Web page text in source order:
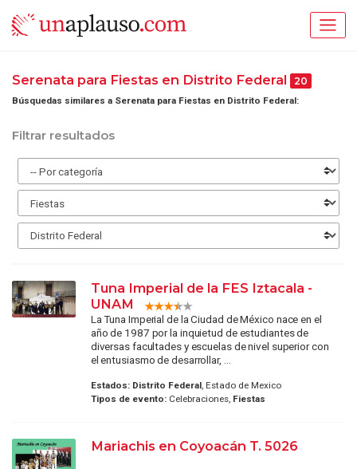
Serenata para Fiestas en Distrito Federal 20
Búsquedas similares a Serenata para Fiestas en Distrito Federal:
Filtrar resultados
Tuna Imperial de la FES Iztacala -
UNAM
La Tuna Imperial de la Ciudad de México nace en el
año de 1987 por la inquietud de estudiantes de
diversas facultades y escuelas de nivel superior con
el entusiasmo de desarrollar, ...
Estados: Distrito Federal, Estado de Mexico
Tipos de evento:Celebraciones, Fiestas
Mariachis en Coyoacán T. 5026